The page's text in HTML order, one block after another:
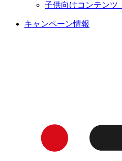
子供向けコンテンツ
キャンペーン情報